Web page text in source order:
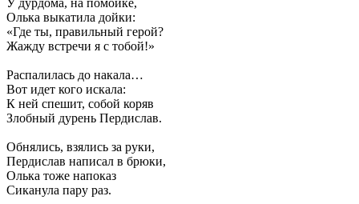
Олька выкатила дойки:
«Где ты, правильный герой?
Жажду встречи я с тобой!»
Распалилась до накала…
Вот идет кого искала:
К ней спешит, собой коряв
Злобный дурень Пердислав.
Обнялись, взялись за руки,
Пердислав написал в брюки,
Олька тоже напоказ
Сиканула пару раз.